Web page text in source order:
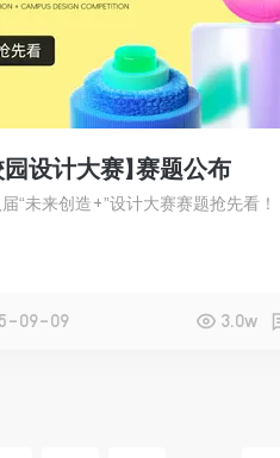
园设计大赛】赛题公布
“未来创造+”设计大赛赛题抢先看！
09-09 3.0w